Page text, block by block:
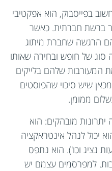
בפייסבוק, הוא אפקטיבי
ברשת חברתית. כאשר
הרגשה שחברת מיתוג
של חופש ובחירה שאותו
המעורבות שלהם בלייקים
שיש סיכוי שהפוסטים
ממומן.
יתרונות מובהקים: הוא
יכול לנהל אינטראקציה
נציג וכו'). הוא נתפס
למפרסמים עצמם יש